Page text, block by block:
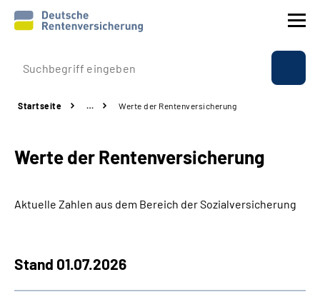
Prävention
Rente
Beratung & Kontakt
Startseite … Werte der Rentenversicherung
Werte der Rentenversicherung
Aktuelle Zahlen aus dem Bereich der Sozialversicherung
Stand 01.07.2026